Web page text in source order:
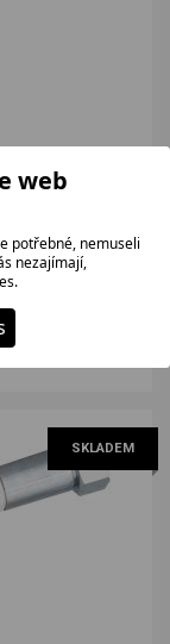
SKLADEM
web
potřebné, nemuseli
nezajímají,